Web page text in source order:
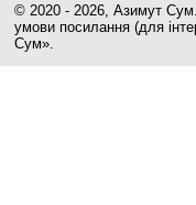
© 2020 - 2026, Азимут Сум.
умови посилання (для
Сум».